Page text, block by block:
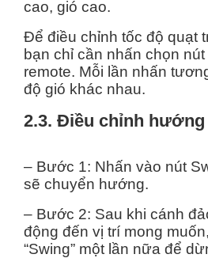
cao, gió cao.
Để điều chỉnh tốc độ quạt
bạn chỉ cần nhấn chọn nút
remote. Mỗi lần nhấn
độ gió khác nhau.
2.3. Điều chỉnh
– Bước 1: Nhấn vào nút
sẽ chuyển hướng.
– Bước 2: Sau khi cánh
động đến vị trí mong
“Swing” một lần nữa để